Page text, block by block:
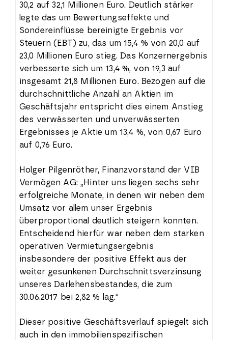
30,2 auf 32,1 Millionen Euro. Deutlich stärker
legte das um Bewertungseffekte und
Sondereinflüsse bereinigte Ergebnis vor
Steuern (EBT) zu, das um 15,4 % von 20,0 auf
23,0 Millionen Euro stieg. Das Konzernergebnis
verbesserte sich um 13,4 %, von 19,3 auf
insgesamt 21,8 Millionen Euro. Bezogen auf die
durchschnittliche Anzahl an Aktien im
Geschäftsjahr entspricht dies einem Anstieg
des verwässerten und unverwässerten
Ergebnisses je Aktie um 13,4 %, von 0,67 Euro
auf 0,76 Euro.
Holger Pilgenröther, Finanzvorstand der VIB
Vermögen AG: „Hinter uns liegen sechs sehr
erfolgreiche Monate, in denen wir neben dem
Umsatz vor allem unser Ergebnis
überproportional deutlich steigern konnten.
Entscheidend hierfür war neben dem starken
operativen Vermietungsergebnis
insbesondere der positive Effekt aus der
weiter gesunkenen Durchschnittsverzinsung
unseres Darlehensbestandes, die zum
30.06.2017 bei 2,82 % lag.“
Dieser positive Geschäftsverlauf spiegelt sich
auch in den immobilienspezifischen